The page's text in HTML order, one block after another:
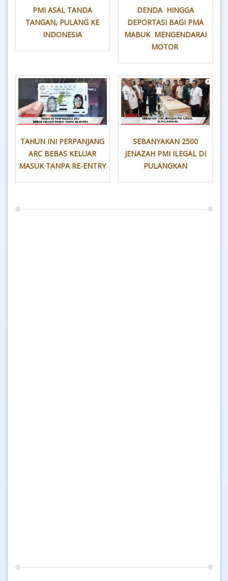
PMI ASAL TANDA
TANGAN, PULANG KE
INDONESIA
DENDA HINGGA
DEPORTASI BAGI PMA
MABUK MENGENDARAI
MOTOR
TAHUN INI PERPANJANG
ARC BEBAS KELUAR
MASUK TANPA RE-ENTRY
SEBANYAKAN 2500
JENAZAH PMI ILEGAL DI
PULANGKAN